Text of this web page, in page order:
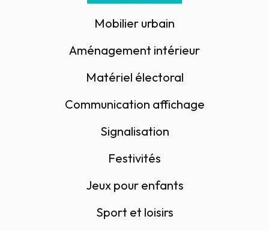
Mobilier urbain
Aménagement intérieur
Matériel électoral
Communication affichage
Signalisation
Festivités
Jeux pour enfants
Sport et loisirs